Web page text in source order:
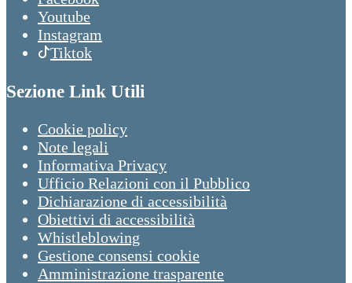
Youtube
Instagram
Tiktok
Sezione Link Utili
Cookie policy
Note legali
Informativa Privacy
Ufficio Relazioni con il Pubblico
Dichiarazione di accessibilità
Obiettivi di accessibilità
Whistleblowing
Gestione consensi cookie
Amministrazione trasparente